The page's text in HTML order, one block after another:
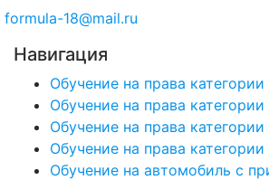
formula-18@mail.ru
Навигация
Обучение на права категории
Обучение на права категории
Обучение на права категории
Обучение на права категории
Обучение на автомобиль с